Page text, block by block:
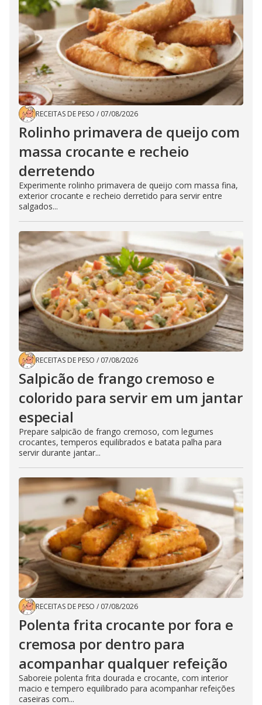
RECEITAS DE PESO / 07/08/2026
Rolinho primavera de queijo com
massa crocante e recheio
derretendo
Experimente rolinho primavera de queijo com massa fina,
exterior crocante e recheio derretido para servir entre
salgados...
RECEITAS DE PESO / 07/08/2026
Salpicão de frango cremoso e
colorido para servir em um jantar
especial
Prepare salpicão de frango cremoso, com legumes
crocantes, temperos equilibrados e batata palha para
servir durante jantar...
RECEITAS DE PESO / 07/08/2026
Polenta frita crocante por fora e
cremosa por dentro para
acompanhar qualquer refeição
Saboreie polenta frita dourada e crocante, com interior
macio e tempero equilibrado para acompanhar refeições
caseiras com...